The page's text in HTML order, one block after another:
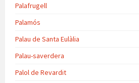
Palafrugell
Palamós
Palau de Santa Eulàlia
Palau-saverdera
Palol de Revardit